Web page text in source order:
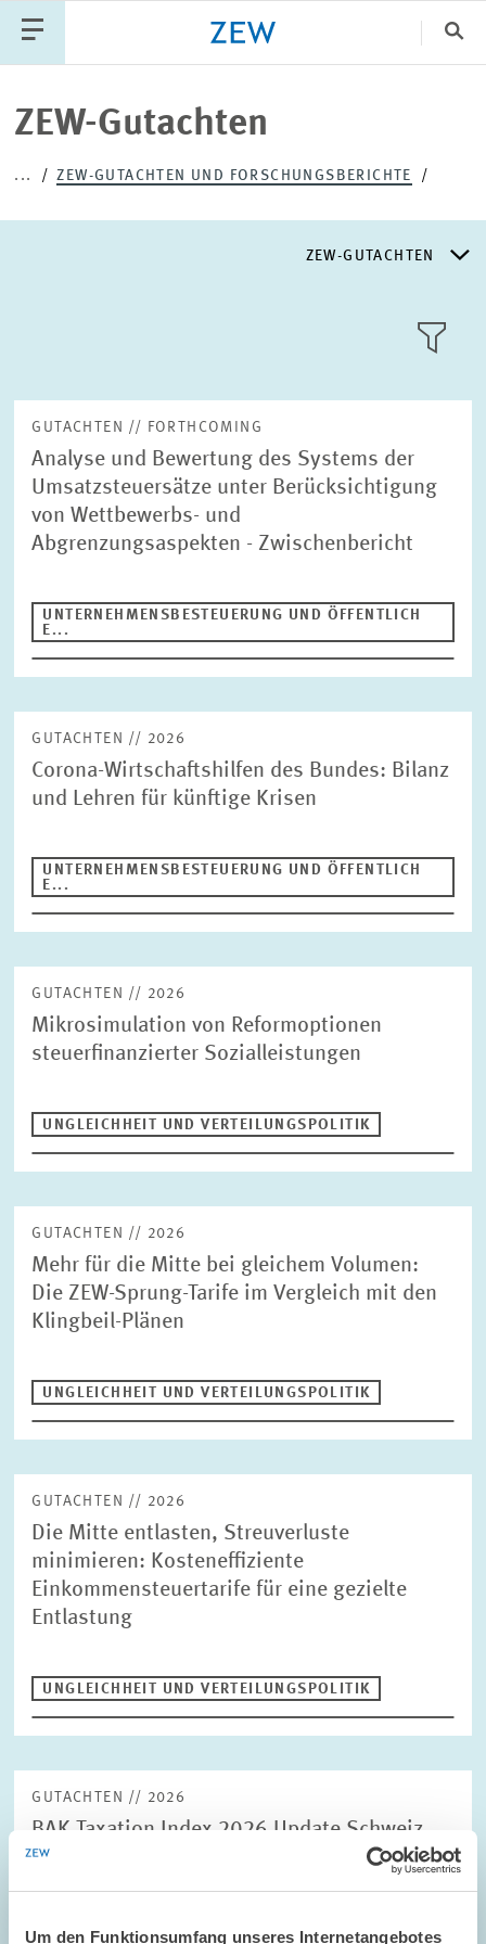
Um den Funktionsumfang unseres Internetangebotes
ZEW-Gutachten
... ZEW-GUTACHTEN UND FORSCHUNGSBERICHTE
ZEW-GUTACHTEN
ZEW-GUTACHTEN
FORSCHUNGSBERICHTE
KACHEL
Suche
Publikationstyp
Gutachten
ALTERSVORSORGE UND NACHHALTIGE FINANZMÄRKTE
ARBEITSMÄRKTE UND SOZIALVERSICHERUNGEN
DIGITALE ÖKONOMIE
INNOVATIONSÖKONOMIK UND UNTERNEHMENSDYNAMIK
MARKTDESIGN UMWELT- UND KLIMAÖKONOMIK
KOMMUNIKATION PRESSE UND REDAKTION
ZENTRALE DIENSTLEISTUNGEN HR
Jahr
Bitte wählen
Autor
ZURÜCKSETZEN SUCHEN
GUTACHTEN // FORTHCOMING
Analyse und Bewertung des Systems der
Umsatzsteuersätze unter Berücksichtigung
von Wettbewerbs- und
Abgrenzungsaspekten - Zwischenbericht
UNTERNEHMENSBESTEUERUNG UND ÖFFENTLICH
E...
GUTACHTEN // 2026
Corona-Wirtschaftshilfen des Bundes: Bilanz
und Lehren für künftige Krisen
UNTERNEHMENSBESTEUERUNG UND ÖFFENTLICH
E...
GUTACHTEN // 2026
Mikrosimulation von Reformoptionen
steuerfinanzierter Sozialleistungen
UNGLEICHHEIT UND VERTEILUNGSPOLITIK
GUTACHTEN // 2026
Mehr für die Mitte bei gleichem Volumen:
Die ZEW-Sprung-Tarife im Vergleich mit den
Klingbeil-Plänen
UNGLEICHHEIT UND VERTEILUNGSPOLITIK
GUTACHTEN // 2026
Die Mitte entlasten, Streuverluste
minimieren: Kosteneffiziente
Einkommensteuertarife für eine gezielte
Entlastung
UNGLEICHHEIT UND VERTEILUNGSPOLITIK
GUTACHTEN // 2026
BAK Taxation Index 2026 Update Schweiz